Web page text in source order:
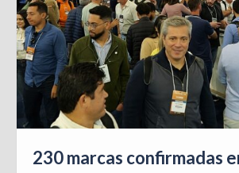
230 marcas confirmadas